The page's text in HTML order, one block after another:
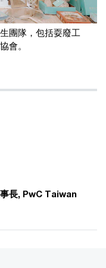
團隊，包括耍廢工
會。
長, PwC Taiwan